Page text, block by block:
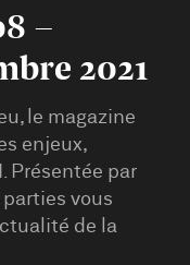
-
2021
le magazine
enjeux,
Présentée par
vous
de la